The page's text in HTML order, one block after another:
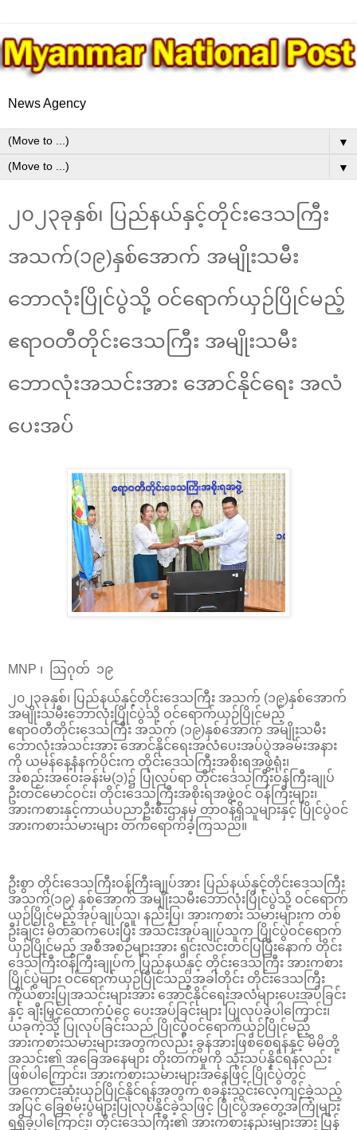
News Agency
▼
▼
၂၀၂၃ခုနှစ်၊ ပြည်နယ်နှင့်တိုင်းဒေသကြီး
အသက်(၁၉)နှစ်အောက် အမျိုးသမီး
ဘောလုံးပြိုင်ပွဲသို့ ဝင်ရောက်ယှဉ်ပြိုင်မည့်
ဧရာဝတီတိုင်းဒေသကြီး အမျိုးသမီး
ဘောလုံးအသင်းအား အောင်နိုင်ရေး အလံ
ပေးအပ်
MNP ၊ ဩဂုတ် ၁၉
၂၀၂၃ခုနှစ်၊ ပြည်နယ်နှင့်တိုင်းဒေသကြီး အသက် (၁၉)နှစ်အောက်
အမျိုးသမီးဘောလုံးပြိုင်ပွဲသို့ ဝင်ရောက်ယှဉ်ပြိုင်မည့်
ဧရာဝတီတိုင်းဒေသကြီး အသက် (၁၉)နှစ်အောက် အမျိုးသမီး
ဘောလုံးအသင်းအား အောင်နိုင်ရေးအလံပေးအပ်ပွဲအခမ်းအနား
ကို ယမန်နေ့နံနက်ပိုင်းက တိုင်းဒေသကြီးအစိုးရအဖွဲ့ရုံး၊
အစည်းအဝေးခန်းမ(၁)၌ ပြုလုပ်ရာ တိုင်းဒေသကြီးဝန်ကြီးချုပ်
ဦးတင်မောင်ဝင်း၊ တိုင်းဒေသကြီးအစိုးရအဖွဲ့ဝင် ဝန်ကြီးများ၊
အားကစားနှင့်ကာယပညာဦးစီးဌာနမှ တာဝန်ရှိသူများနှင့် ပြိုင်ပွဲဝင်
အားကစားသမားများ တက်ရောက်ခဲ့ကြသည်။
ဦးစွာ တိုင်းဒေသကြီးဝန်ကြီးချုပ်အား ပြည်နယ်နှင့်တိုင်းဒေသကြီး
အသက်(၁၉) နှစ်အောက် အမျိုးသမီးဘောလုံးပြိုင်ပွဲသို့ ဝင်ရောက်
ယှဉ်ပြိုင်မည့်အုပ်ချုပ်သူ၊ နည်းပြ၊ အားကစား သမားများက တစ်
ဦးချင်း မိတ်ဆက်ပေးပြီး အသင်းအုပ်ချုပ်သူက ပြိုင်ပွဲဝင်ရောက်
ယှဉ်ပြိုင်မည့် အစီအစဉ်များအား ရှင်းလင်းတင်ပြပြီးနောက် တိုင်း
ဒေသကြီးဝန်ကြီးချုပ်က ပြည်နယ်နှင့် တိုင်းဒေသကြီး အားကစား
ပြိုင်ပွဲများ ဝင်ရောက်ယှဉ်ပြိုင်သည့်အခါတိုင်း တိုင်းဒေသကြီး
ကိုယ်စားပြုအသင်းများအား အောင်နိုင်ရေးအလံများပေးအပ်ခြင်း
နှင့် ချီးမြှင့်ထောက်ပံ့ငွေ ပေးအပ်ခြင်းများ ပြုလုပ်ခဲ့ပါကြောင်း၊
ယခုကဲ့သို့ ပြုလုပ်ခြင်းသည် ပြိုင်ပွဲဝင်ရောက်ယှဉ်ပြိုင်မည့်
အားကစားသမားများအတွက်လည်း ခွန်အားဖြစ်စေရန်နှင့် မိမိတို့
အသင်း၏ အခြေအနေများ တိုးတက်မှုကို သုံးသပ်နိုင်ရန်လည်း
ဖြစ်ပါကြောင်း၊ အားကစားသမားများအနေဖြင့် ပြိုင်ပွဲတွင်
အကောင်းဆုံးယှဉ်ပြိုင်နိုင်ရန်အတွက် စခန်းသွင်းလေ့ကျင့်ခဲ့သည့်
အပြင် ခြေစမ်းပွဲများပြုလုပ်နိုင်ခဲ့သဖြင့် ပြိုင်ပွဲအတွေ့အကြုံများ
ရရှိခဲ့ပါကြောင်း၊ တိုင်းဒေသကြီး၏ အားကစားနည်းများအား ပြန်